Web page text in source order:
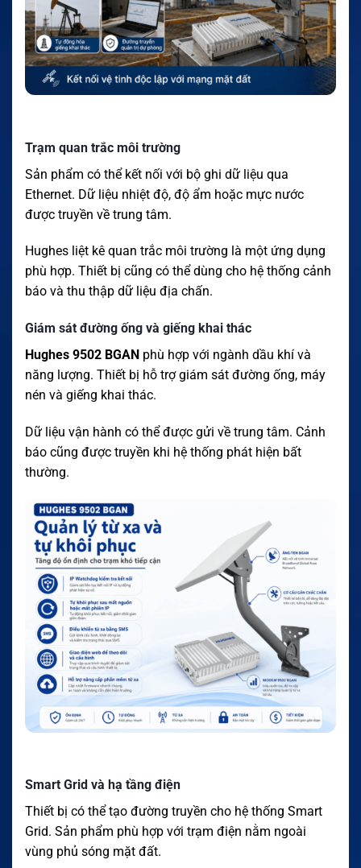
Trạm quan trắc môi trường
Sản phẩm có thể kết nối với bộ ghi dữ liệu qua
Ethernet. Dữ liệu nhiệt độ, độ ẩm hoặc mực nước
được truyền về trung tâm.
Hughes liệt kê quan trắc môi trường là một ứng dụng
phù hợp. Thiết bị cũng có thể dùng cho hệ thống cảnh
báo và thu thập dữ liệu địa chấn.
Giám sát đường ống và giếng khai thác
Hughes 9502 BGAN phù hợp với ngành dầu khí và
năng lượng. Thiết bị hỗ trợ giám sát đường ống, máy
nén và giếng khai thác.
Dữ liệu vận hành có thể được gửi về trung tâm. Cảnh
báo cũng được truyền khi hệ thống phát hiện bất
thường.
Smart Grid và hạ tầng điện
Thiết bị có thể tạo đường truyền cho hệ thống Smart
Grid. Sản phẩm phù hợp với trạm điện nằm ngoài
vùng phủ sóng mặt đất.